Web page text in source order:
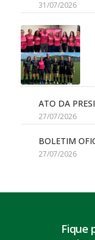
31/07/2026
ATO DA
27/07/2026
BOLETIM
27/07/2026
Fique